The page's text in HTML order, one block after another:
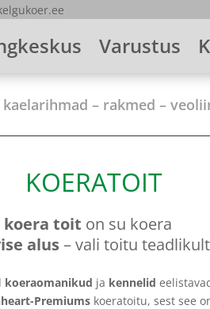
Varustus
– rakmed –
KOERATOIT
koera toit on su koera
alus– vali toitu
koeraomanikud ja kennelid
Premiumskoeratoitu, sest see